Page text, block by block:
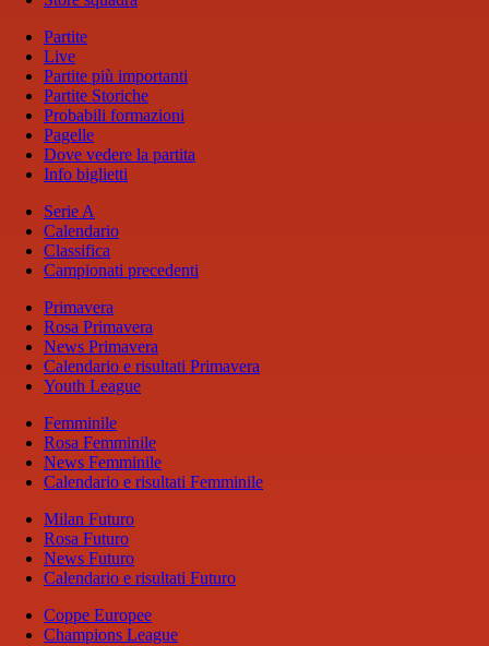
Partite
Live
Partite più importanti
Partite Storiche
Probabili formazioni
Pagelle
Dove vedere la partita
Info biglietti
Serie A
Calendario
Classifica
Campionati precedenti
Primavera
Rosa Primavera
News Primavera
Calendario e risultati Primavera
Youth League
Femminile
Rosa Femminile
News Femminile
Calendario e risultati Femminile
Milan Futuro
Rosa Futuro
News Futuro
Calendario e risultati Futuro
Coppe Europee
Champions League